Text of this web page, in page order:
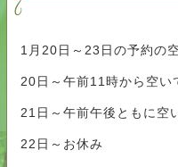
1月20日～23日の予約の
20日～午前11時から空い
21日～午前午後ともに空
22日～お休み